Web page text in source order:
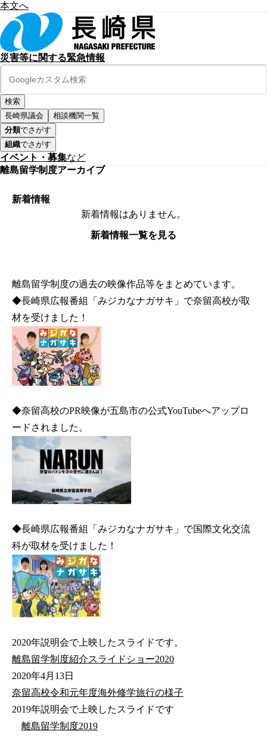
本文へ
災害等に関する緊急情報
長崎県議会
相談機関一覧
分類でさがす
組織でさがす
イベント・募集など
離島留学制度アーカイブ
新着情報
新着情報はありません。
新着情報一覧を見る
離島留学制度の過去の映像作品等をまとめています。
◆長崎県広報番組「みジカなナガサキ」で奈留高校が取
材を受けました！
◆奈留高校のPR映像が五島市の公式YouTubeへアップロ
ードされました。
◆長崎県広報番組「みジカなナガサキ」で国際文化交流
科が取材を受けました！
2020年説明会で上映したスライドです。
離島留学制度紹介スライドショー2020
2020年4月13日
奈留高校令和元年度海外修学旅行の様子
2019年説明会で上映したスライドです
離島留学制度2019